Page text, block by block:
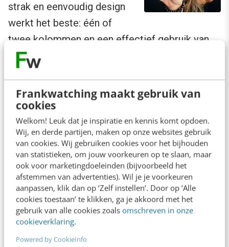
Frankwatching maakt gebruik van
cookies
Welkom! Leuk dat je inspiratie en kennis komt opdoen.
Wij, en derde partijen, maken op onze websites gebruik
van cookies. Wij gebruiken cookies voor het bijhouden
van statistieken, om jouw voorkeuren op te slaan, maar
ook voor marketingdoeleinden (bijvoorbeeld het
afstemmen van advertenties). Wil je je voorkeuren
aanpassen, klik dan op ‘Zelf instellen’. Door op ‘Alle
cookies toestaan’ te klikken, ga je akkoord met het
gebruik van alle cookies zoals omschreven in onze
cookieverklaring.
Powered by CookieInfo
strak en eenvoudig design
werkt het beste: één of
twee kolommen en een effectief gebruik van
witruimte. Bedenk ook dat veel ontvangers hun
vinger gebruiken om te navigeren en links te
volgen; dit is minder precies dan je met een
muis bent. Zorg ervoor dat je calls-to-action in
het oog springen en gemakkelijk te volgen zijn.
Dit kan betekenen dat je extra grote buttons of
een groter lettertype voor belangrijke links
moet gebruiken. De belangrijkste informatie
moet er duidelijk uitspringen en de links
moeten niet te dicht bij elkaar staan (t.b.v.
touch-screens).